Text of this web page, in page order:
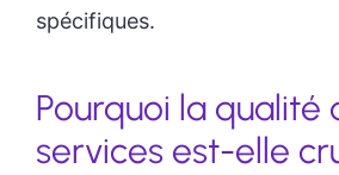
spécifiques.
Pourquoi la qualité
services est-elle